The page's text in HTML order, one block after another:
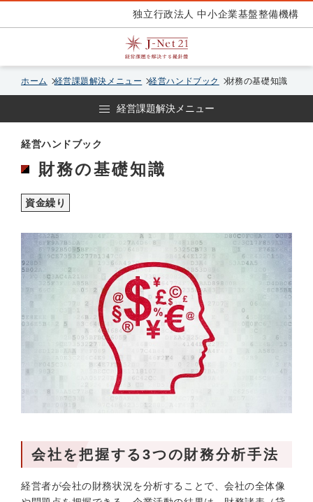
独立行政法人 中小企業基盤整備機構
ホーム 経営課題解決メニュー 経営ハンドブック 財務の基礎知識
経営課題解決メニュー
経営ハンドブック
財務の基礎知識
資金繰り
会社を把握する3つの財務分析手法
経営者が会社の財務状況を分析することで、会社の全体像